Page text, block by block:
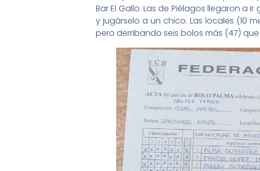
Bar El Gallo. Las de Piélagos llegaron a
y jugárselo a un chico. Las locales (10
pero derribando seis bolos más (47)